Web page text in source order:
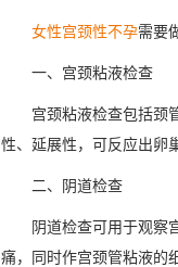
女性宫颈性不孕需要
一、宫颈粘液检查
宫颈粘液检查包括颈管
性、延展性，可反应出卵
二、阴道检查
阴道检查可用于观察宫
痛，同时作宫颈管粘液的